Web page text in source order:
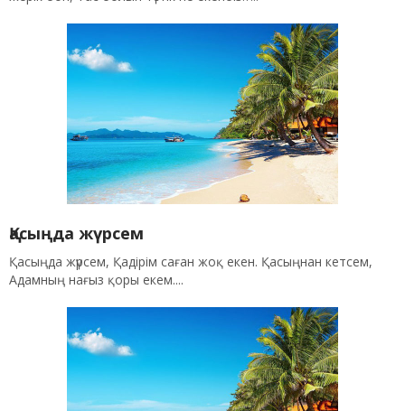
Қасыңда жүрсем
Қасыңда жүрсем, Қадірім саған жоқ екен. Қасыңнан кетсем,
Адамның нағыз қоры екем....